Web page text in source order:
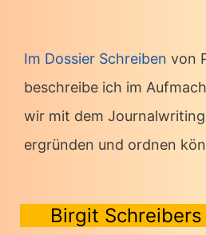
Im Dossier Schreiben von
beschreibe ich im
wir mit dem
ergründen und ordnen
Birgit